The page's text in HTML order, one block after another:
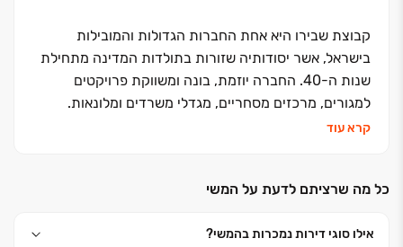
קבוצת שבירו היא אחת החברות הגדולות והמובילות
בישראל, אשר יסודותיה שזורות בתולדות המדינה מתחילת
שנות ה-40. החברה יוזמת, בונה ומשווקת פרויקטים
למגורים, מרכזים מסחריים, מגדלי משרדים ומלונאות.
החברה, בבעלותם של עו"ד רונית שבירו ורמי שבירו,
ומבצעת כ- 6,500 יחידות דיור נוספות. האני מאמין שלה -
והצלחה הן אבני הדרך שעליהן צועדת החברה. החברה
קרא עוד
כל מה שרציתם לדעת על המשי
אילו סוגי דירות נמכרות בהמשי?